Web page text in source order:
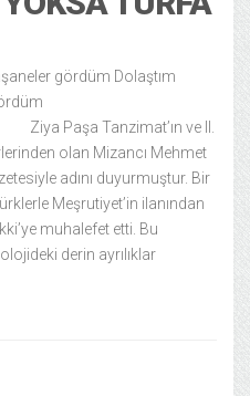
gördüm Dolaştım
ve II.
olan Mizancı Mehmet
adını duyurmuştur. Bir
Meşrutiyet’in ilanından
muhalefet etti. Bu
derin ayrılıklar